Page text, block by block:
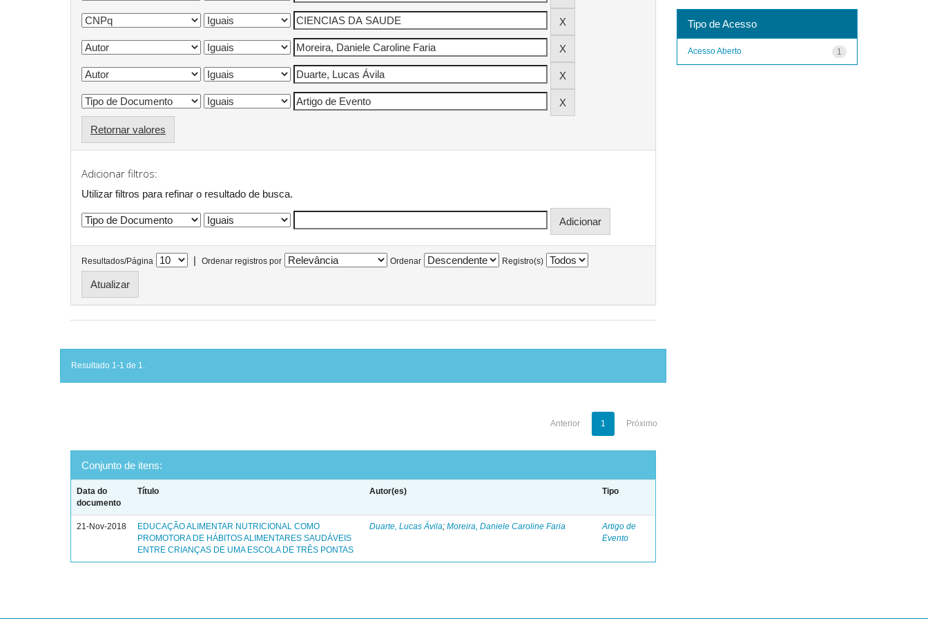
Retornar valores
Adicionar filtros:
Utilizar filtros para refinar o resultado de busca.
Resultados/Página | Ordenar registros por Ordenar Registro(s)
Resultado 1-1 de 1.
Anterior 1 Próximo
Conjunto de itens:
Data do
documento
Título Autor(es) Tipo
21-Nov-2018
EDUCAÇÃO ALIMENTAR NUTRICIONAL COMO
PROMOTORA DE HÁBITOS ALIMENTARES SAUDÁVEIS
ENTRE CRIANÇAS DE UMA ESCOLA DE TRÊS PONTAS
Duarte, Lucas Ávila;Moreira, Daniele Caroline Faria
Artigo de
Evento
Tipo de Acesso
1
Acesso Aberto